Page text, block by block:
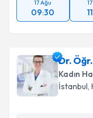
17 Ağu
09:30
Dr.
Kadın
İstanbul,